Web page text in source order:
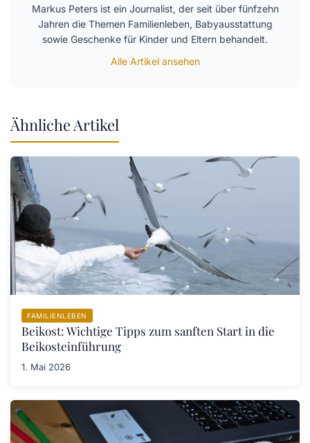
Markus Peters ist ein Journalist, der seit über fünfzehn
Jahren die Themen Familienleben, Babyausstattung
sowie Geschenke für Kinder und Eltern behandelt.
Alle Artikel ansehen
Ähnliche Artikel
FAMILIENLEBEN
Beikost: Wichtige Tipps zum sanften Start in die
Beikosteinführung
1. Mai 2026